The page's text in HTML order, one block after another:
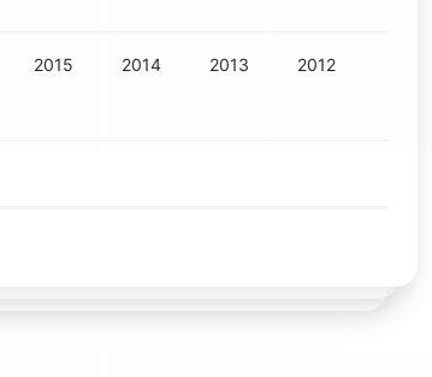
2015 2014 2013 2012